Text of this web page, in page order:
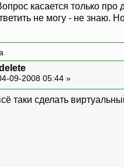
касается только про
не могу - не
09-2008 05:44 »
таки сделать